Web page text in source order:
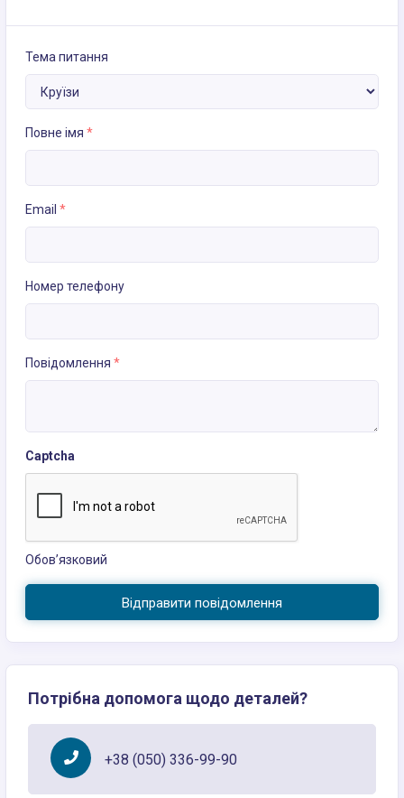
Тема питання
Повне імя *
Email *
Номер телефону
Повідомлення *
Captcha
Обов’язковий
Відправити повідомлення
Потрібна допомога щодо деталей?
+38 (050) 336-99-90